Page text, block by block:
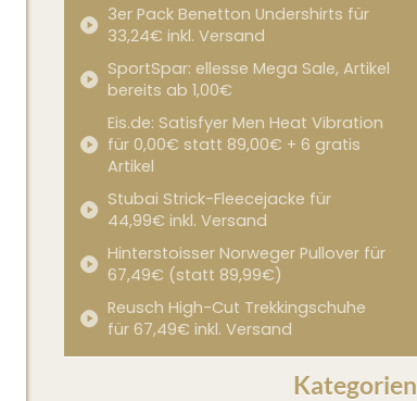
3er Pack Benetton Undershirts für
33,24€ inkl. Versand
SportSpar: ellesse Mega Sale, Artikel
bereits ab 1,00€
Eis.de: Satisfyer Men Heat Vibration
für 0,00€ statt 89,00€ + 6 gratis
Artikel
Stubai Strick-Fleecejacke für
44,99€ inkl. Versand
Hinterstoisser Norweger Pullover für
67,49€ (statt 89,99€)
Reusch High-Cut Trekkingschuhe
für 67,49€ inkl. Versand
Kategorien